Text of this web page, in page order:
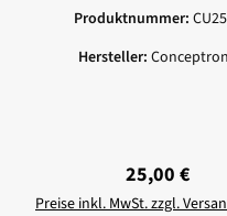
Produktnummer:
Hersteller:
Regulärer
25,00 €
Preise inkl. MwSt. zzgl.